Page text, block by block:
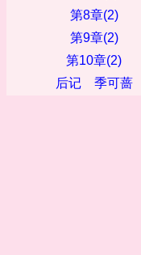
第8章(2)
第9章(2)
第10章(2)
后记 季可蔷